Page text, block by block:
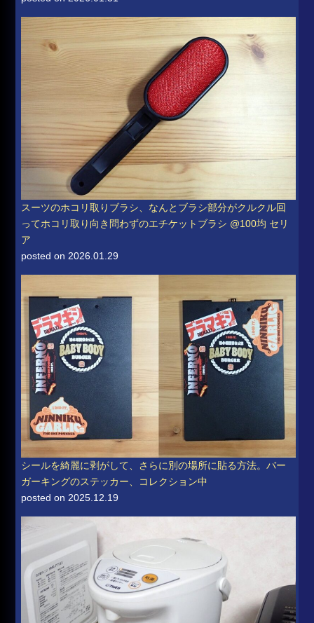
スーツのホコリ取りブラシ、なんとブラシ部分がクルクル回
ってホコリ取り向き問わずのエチケットブラシ @100均 セリ
ア
posted on 2026.01.29
シールを綺麗に剥がして、さらに別の場所に貼る方法。バー
ガーキングのステッカー、コレクション中
posted on 2025.12.19